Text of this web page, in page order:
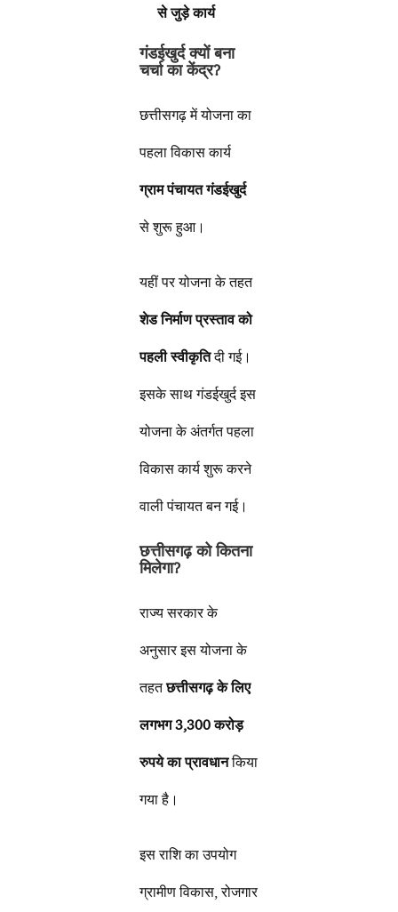
से जुड़े कार्य
गंडईखुर्द क्यों बना
चर्चा का केंद्र?
छत्तीसगढ़ में योजना का
पहला विकास कार्य
ग्राम पंचायत गंडईखुर्द
से शुरू हुआ।
यहीं पर योजना के तहत
शेड निर्माण प्रस्ताव को
पहली स्वीकृतिदी गई।
इसके साथ गंडईखुर्द इस
योजना के अंतर्गत पहला
विकास कार्य शुरू करने
वाली पंचायत बन गई।
छत्तीसगढ़ को कितना
मिलेगा?
राज्य सरकार के
अनुसार इस योजना के
तहतछत्तीसगढ़ के लिए
लगभग 3,300 करोड़
रुपये का प्रावधानकिया
गया है।
इस राशि का उपयोग
ग्रामीण विकास, रोजगार